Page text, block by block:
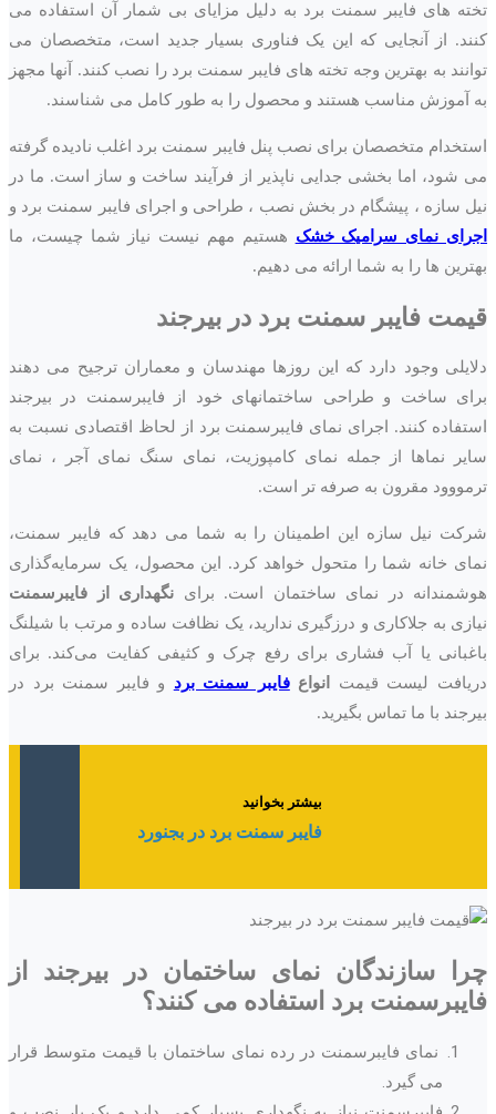
تخته های فایبر سمنت برد به دلیل مزایای بی شمار آن استفاده می
کنند. از آنجایی که این یک فناوری بسیار جدید است، متخصصان می
توانند به بهترین وجه تخته های فایبر سمنت برد را نصب کنند. آنها مجهز
به آموزش مناسب هستند و محصول را به طور کامل می شناسند.
استخدام متخصصان برای نصب پنل فایبر سمنت برد اغلب نادیده گرفته
می شود، اما بخشی جدایی ناپذیر از فرآیند ساخت و ساز است. ما در
نیل سازه ، پیشگام در بخش نصب ، طراحی و اجرای فایبر سمنت برد و
اجرای نمای سرامیک خشک هستیم مهم نیست نیاز شما چیست، ما
بهترین ها را به شما ارائه می دهیم.
قیمت فایبر سمنت برد در بیرجند
دلایلی وجود دارد که این روزها مهندسان و معماران ترجیح می دهند
برای ساخت و طراحی ساختمانهای خود از فایبرسمنت در بیرجند
استفاده کنند. اجرای نمای فایبرسمنت برد از لحاظ اقتصادی نسبت به
سایر نماها از جمله نمای کامپوزیت، نمای سنگ نمای آجر ، نمای
ترمووود مقرون به صرفه تر است.
شرکت نیل سازه این اطمینان را به شما می دهد که فایبر سمنت،
نمای خانه شما را متحول خواهد کرد. این محصول، یک سرمایه‌گذاری
هوشمندانه در نمای ساختمان است. برای نگهداری از فایبرسمنت
نیازی به جلاکاری و درزگیری ندارید، یک نظافت ساده و مرتب با شیلنگ
باغبانی یا آب فشاری برای رفع چرک و کثیفی کفایت می‌کند. برای
دریافت لیست قیمت
انواعفایبر سمنت برد و فایبر سمنت برد در
بیرجند با ما تماس بگیرید.
بیشتر بخوانید
فایبر سمنت برد در بجنورد
چرا سازندگان نمای ساختمان در بیرجند از
فایبرسمنت برد استفاده می کنند؟
نمای فایبرسمنت در رده نمای ساختمان با قیمت متوسط قرار
می گیرد.